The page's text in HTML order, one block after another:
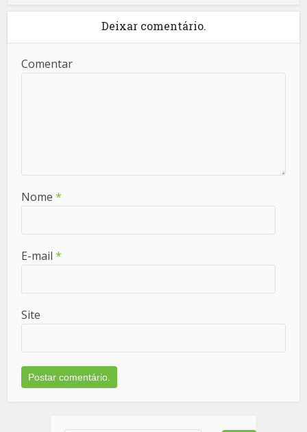
Deixar comentário.
Comentar
Nome*
E-mail*
Site